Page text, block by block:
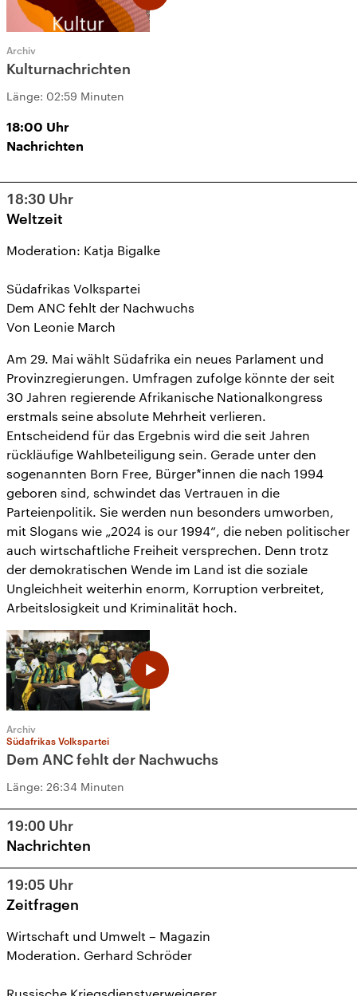
Archiv
Kulturnachrichten
Länge: 02:59 Minuten
18:00 Uhr
Nachrichten
18:30 Uhr
Weltzeit
Moderation: Katja Bigalke
Südafrikas Volkspartei
Dem ANC fehlt der Nachwuchs
Von Leonie March
Am 29. Mai wählt Südafrika ein neues Parlament und
Provinzregierungen. Umfragen zufolge könnte der seit
30 Jahren regierende Afrikanische Nationalkongress
erstmals seine absolute Mehrheit verlieren.
Entscheidend für das Ergebnis wird die seit Jahren
rückläufige Wahlbeteiligung sein. Gerade unter den
sogenannten Born Free, Bürger*innen die nach 1994
geboren sind, schwindet das Vertrauen in die
Parteienpolitik. Sie werden nun besonders umworben,
mit Slogans wie „2024 is our 1994“, die neben politischer
auch wirtschaftliche Freiheit versprechen. Denn trotz
der demokratischen Wende im Land ist die soziale
Ungleichheit weiterhin enorm, Korruption verbreitet,
Arbeitslosigkeit und Kriminalität hoch.
Archiv
Südafrikas Volkspartei
Dem ANC fehlt der Nachwuchs
Länge: 26:34 Minuten
19:00 Uhr
Nachrichten
19:05 Uhr
Zeitfragen
Wirtschaft und Umwelt – Magazin
Moderation. Gerhard Schröder